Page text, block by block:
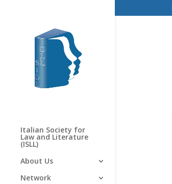
Italian Society for
Law and Literature
(ISLL)
About Us
Network